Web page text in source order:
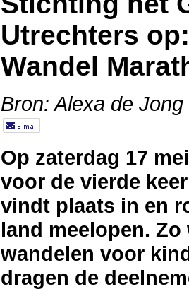
Utrechters
Wandel
Bron: Alexa de
Op zaterdag 17
voor de vierde
vindt plaats in en
land meelopen.
wandelen voor
dragen de